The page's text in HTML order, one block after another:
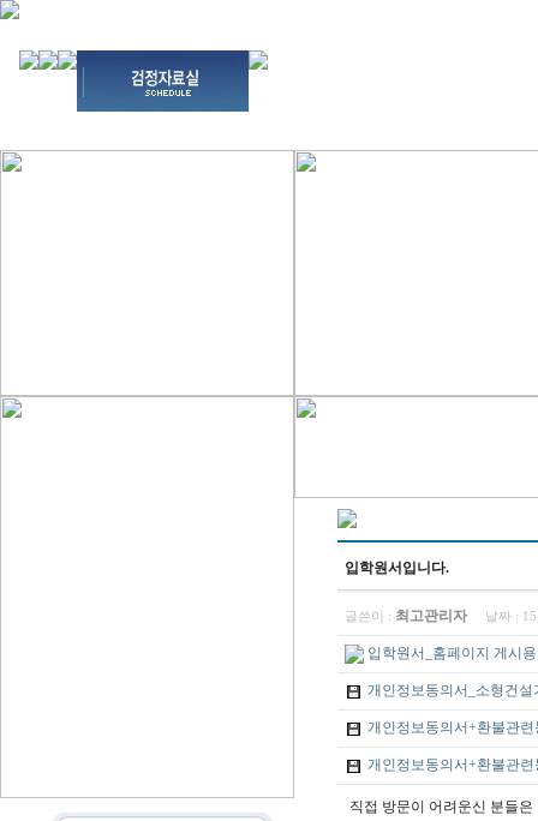
입학원서입니다.
글쓴이 : 최고관리자 날짜 :
입학원서_홈페이지 게시용
개인정보동의서_소형건설
개인정보동의서+환불관련
개인정보동의서+환불관련
직접 방문이 어려운신 분들